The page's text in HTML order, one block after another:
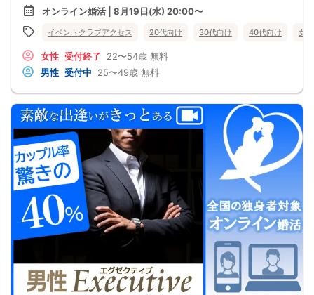
●婚活パーティー、合コンで上手くいかない
●デートやお見合いが２回目につながらない
●今のままでは一生変わらない気がする
●異性から断られると、自分の人格を否定されている気分になる
最短3ヶ月で彼女ができる可能性を高め、1年以内の結婚を目指すための
恋愛・婚活の具体的な方法をお伝えします。
【婚活戦略セミナーで得られるメリットは！】
●婚活パーティーやマッチングアプリで結果を出せるようになる
●異性とのコミュニケーションのポイントが理解できる
●好きになった女性との関係を続けられるようになる
まずは、異性が求めていることを理解し、
それを提供できる自分自身に変化していくことにより、
はじめて自分が好きな異性が自分を好きになってくれるようになり、
恋愛婚活が上手くいくようになります。
改善
異性が求めていることを理解し、
それを自然に伝えられる自分に変わることで、
好きな女性から選ばれるようになります。
婚活戦略セミナーでは、恋愛や婚活で悩む男性が
短期間で変化と成果を実感できる方法をお伝えします。
・セミナー中はカメラをオン（お顔を出して）での受講をお願いします。
（屋外、車内からのご参加や、途中入室、退出はご遠慮下さい。）
【キャンセル規定】
セミナー準備の都合上、当日無断キャンセルの場合は、3,000円のキャンセル料を
オンライン婚活 | 8月19日(水) 20:00〜
イベントクラブアクセス 20代向け 30代向け 40代向け 女
女性 受付終了 22〜54歳 無料
男性 受付中 25〜49歳 無料